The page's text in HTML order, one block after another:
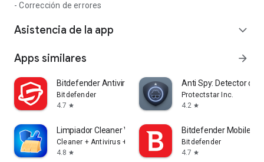
- Corrección de errores
Asistencia de la app expand_more
Apps similares arrow_forward
Bitdefender Antivirus
Bitdefender
4.7 star
Anti Spy: Detector de
Protectstar Inc.
4.2 star
Limpiador Cleaner VPN Cleanup
Cleaner + Antivirus + VPN company
4.8 star
Bitdefender Mobile
Bitdefender
4.7 star